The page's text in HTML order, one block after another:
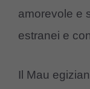
amorevole e
estranei e
Il Mau